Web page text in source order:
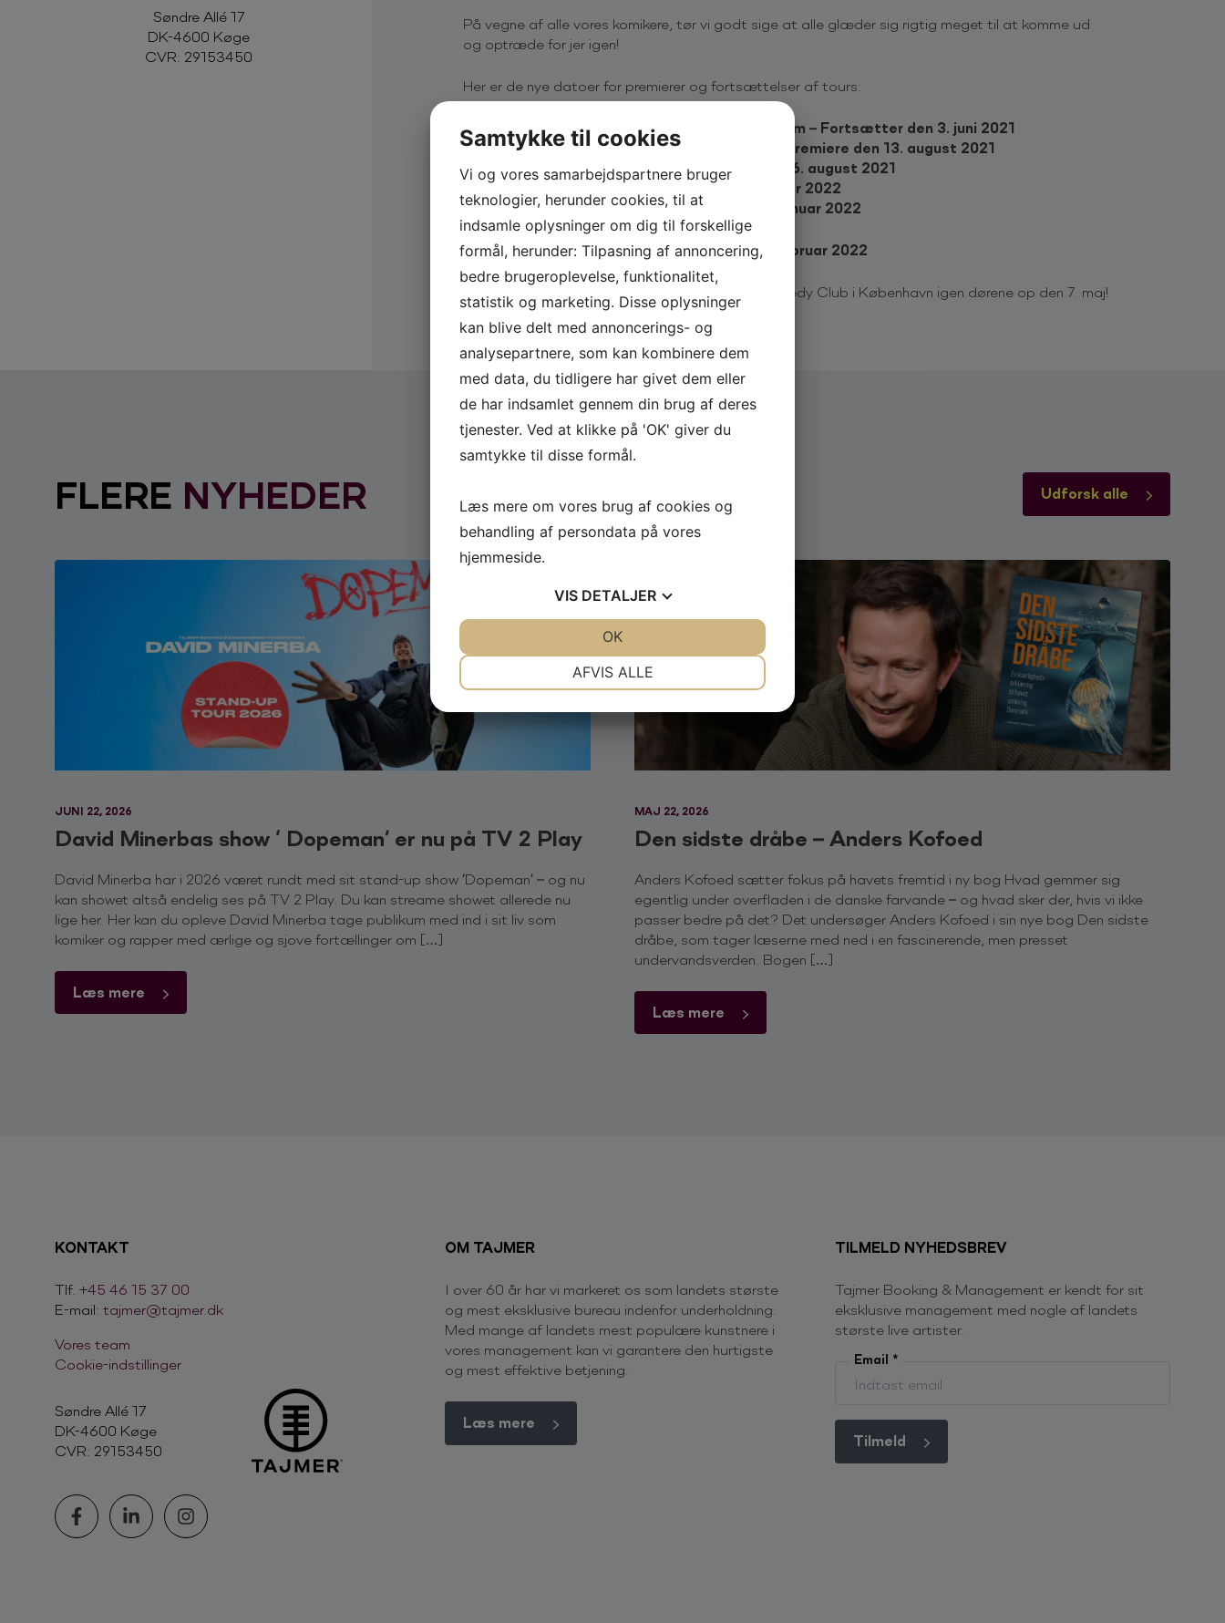
Søndre Allé 17
DK-4600 Køge
CVR: 29153450
På vegne af alle vores komikere, tør vi godt sige at alle glæder sig rigtig meget til at komme ud
og optræde for jer igen!
Her er de nye datoer for premierer og fortsættelser af tours:
Nikolaj Stokholm – Turen går til Nikolaj Stokholm – Fortsætter den 3. juni 2021
Thomas Warberg – Et storslået Mennesker – Premiere den 13. august 2021
Linda P – Sabotagehunger – Fortsætter den 26. august 2021
Mark le Fevre – HELDIG – Premiere den 7. januar 2022
Andreas Bo – #SKARP – Fortsætter den 13. januar 2022
Tobias Dybvad – LEVEMAND – Premiere 26. februar 2022
Og sidst, men ikke mindst, så slår Warbergs Comedy Club i København igen dørene op den 7. maj!
FLERE NYHEDER Udforsk alle
JUNI 22, 2026
David Minerbas show ‘ Dopeman’ er nu på TV 2 Play
David Minerba har i 2026 været rundt med sit stand-up show ‘Dopeman’ – og nu
kan showet altså endelig ses på TV 2 Play. Du kan streame showet allerede nu
lige her. Her kan du opleve David Minerba tage publikum med ind i sit liv som
komiker og rapper med ærlige og sjove fortællinger om […]
Læs mere
MAJ 22, 2026
Den sidste dråbe – Anders Kofoed
Anders Kofoed sætter fokus på havets fremtid i ny bog Hvad gemmer sig
egentlig under overfladen i de danske farvande – og hvad sker der, hvis vi ikke
passer bedre på det? Det undersøger Anders Kofoed i sin nye bog Den sidste
dråbe, som tager læserne med ned i en fascinerende, men presset
undervandsverden. Bogen […]
Læs mere
KONTAKT
Tlf. +45 46 15 37 00
E-mail: tajmer@tajmer.dk
Vores team
Cookie-indstillinger
Søndre Allé 17
DK-4600 Køge
CVR: 29153450
OM TAJMER
I over 60 år har vi markeret os som landets største
og mest eksklusive bureau indenfor underholdning.
Med mange af landets mest populære kunstnere i
vores management kan vi garantere den hurtigste
og mest effektive betjening.
Læs mere
TILMELD NYHEDSBREV
Tajmer Booking & Management er kendt for sit
eksklusive management med nogle af landets
største live artister.
Email *
Tilmeld
Samtykke til cookies
Vi og vores samarbejdspartnere bruger
teknologier, herunder cookies, til at
indsamle oplysninger om dig til forskellige
formål, herunder: Tilpasning af annoncering,
bedre brugeroplevelse, funktionalitet,
statistik og marketing. Disse oplysninger
kan blive delt med annoncerings- og
analysepartnere, som kan kombinere dem
med data, du tidligere har givet dem eller
de har indsamlet gennem din brug af deres
tjenester. Ved at klikke på 'OK' giver du
samtykke til disse formål.
Læs mere om vores brug af cookies og
behandling af persondata på vores
hjemmeside.
VIS DETALJER
AFVIS ALLE
OK